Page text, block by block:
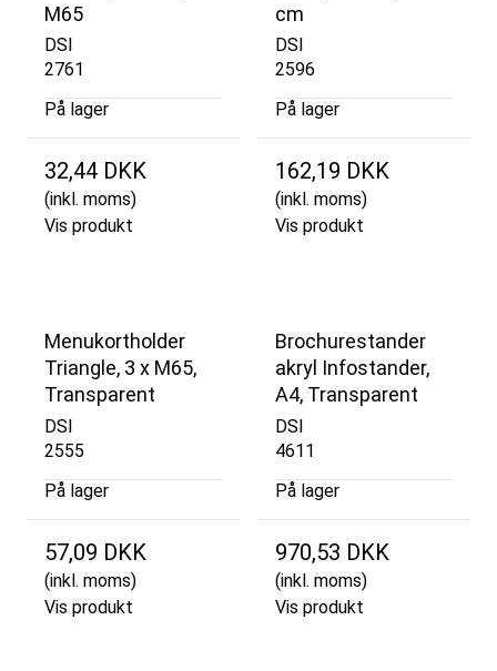
M65
DSI
2761
På lager
32,44 DKK
(inkl. moms)
Vis produkt
cm
DSI
2596
På lager
162,19 DKK
(inkl. moms)
Vis produkt
Menukortholder
Triangle, 3 x M65,
Transparent
DSI
2555
På lager
57,09 DKK
(inkl. moms)
Vis produkt
Brochurestander
akryl Infostander,
A4, Transparent
DSI
4611
På lager
970,53 DKK
(inkl. moms)
Vis produkt